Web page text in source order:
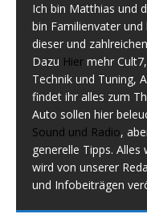
Ich bin Matthias und
bin Familienvater
dieser und
Dazu Hier mehr
Technik und Tuning,
findet ihr alles zum
Auto sollen hier
Sound und Radio,
generelle Tipps.
wird von unserer
und Infobeiträgen